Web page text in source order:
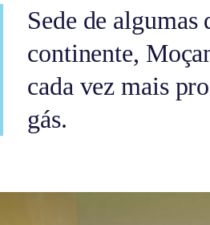
Sede de algumas
continente,
cada vez mais
gás.